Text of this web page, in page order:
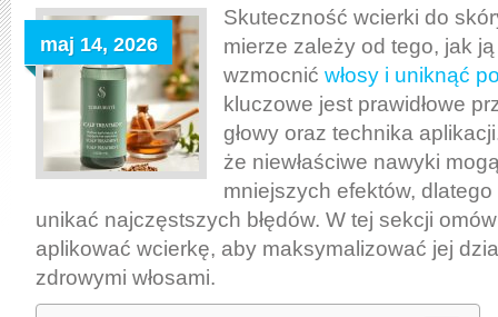
stosować
wcierkę
do
skóry
głowy,
by
wzmocnić
i
uniknąć
podrażnień
maj 14, 2026
Skuteczność wcierki do
mierze zależy od tego, jak
wzmocnić włosy i uniknąć
kluczowe jest prawidłowe
głowy oraz technika
że niewłaściwe nawyki
mniejszych efektów,
unikać najczęstszych błędów. W tej sekcji
aplikować wcierkę, aby maksymalizować jej
zdrowymi włosami.